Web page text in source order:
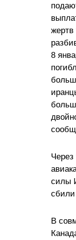
жертв
8
Через
силы
В